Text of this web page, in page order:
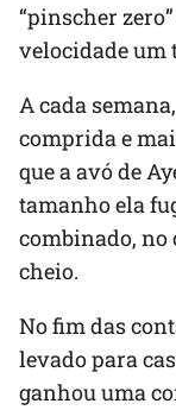
“pinscher
velocidade um
A cada
comprida e
que a avó de
tamanho ela
combinado, no
cheio.
No fim das
levado para
ganhou uma